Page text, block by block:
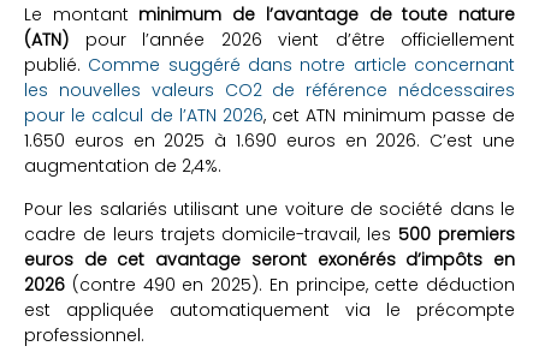
Le montant minimum de l’avantage de toute nature
(ATN) pour l’année 2026 vient d’être officiellement
publié. Comme suggéré dans notre article concernant
les nouvelles valeurs CO2 de référence nédcessaires
pour le calcul de l’ATN 2026, cet ATN minimum passe de
1.650 euros en 2025 à 1.690 euros en 2026. C’est une
augmentation de 2,4%.
Pour les salariés utilisant une voiture de société dans le
cadre de leurs trajets domicile-travail, les 500 premiers
euros de cet avantage seront exonérés d’impôts en
2026 (contre 490 en 2025). En principe, cette déduction
est appliquée automatiquement via le précompte
professionnel.